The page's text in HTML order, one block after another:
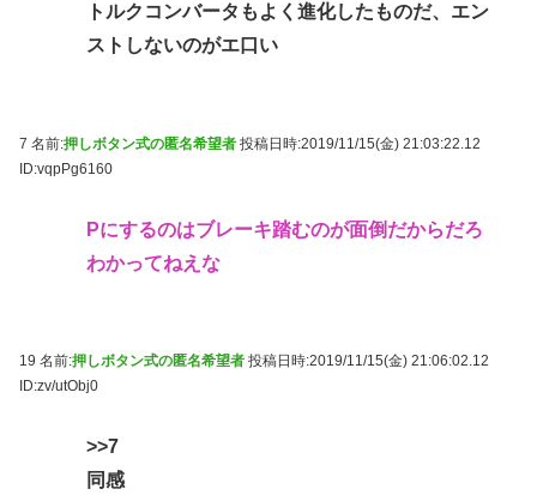
トルクコンバータもよく進化したものだ、エン
ストしないのがエ口い
7 名前:押しボタン式の匿名希望者 投稿日時:2019/11/15(金) 21:03:22.12
ID:vqpPg6160
Pにするのはブレーキ踏むのが面倒だからだろ
わかってねえな
19 名前:押しボタン式の匿名希望者 投稿日時:2019/11/15(金) 21:06:02.12
ID:zv/utObj0
>>7
同感